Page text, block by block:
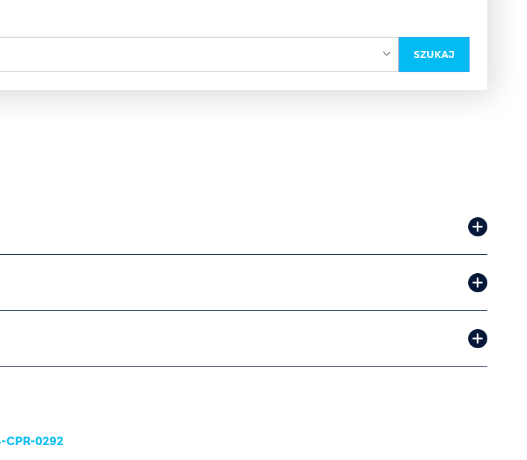
SZUKAJ
CPR-0292